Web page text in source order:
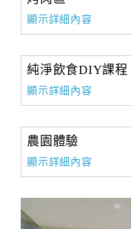
顯示詳細內容
純淨飲食DIY課程
顯示詳細內容
農園體驗
顯示詳細內容